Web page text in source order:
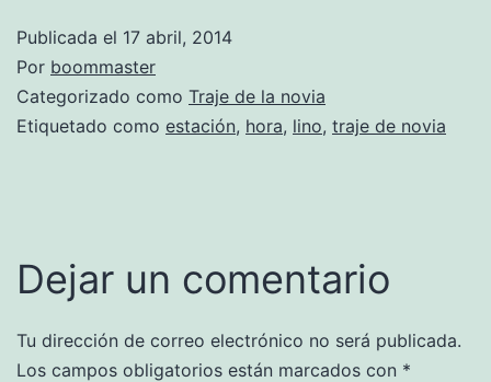
Publicada el 17 abril, 2014
Por boommaster
Categorizado como Traje de la novia
Etiquetado como estación, hora, lino, traje de novia
Dejar un comentario
Tu dirección de correo electrónico no será publicada.
Los campos obligatorios están marcados con *